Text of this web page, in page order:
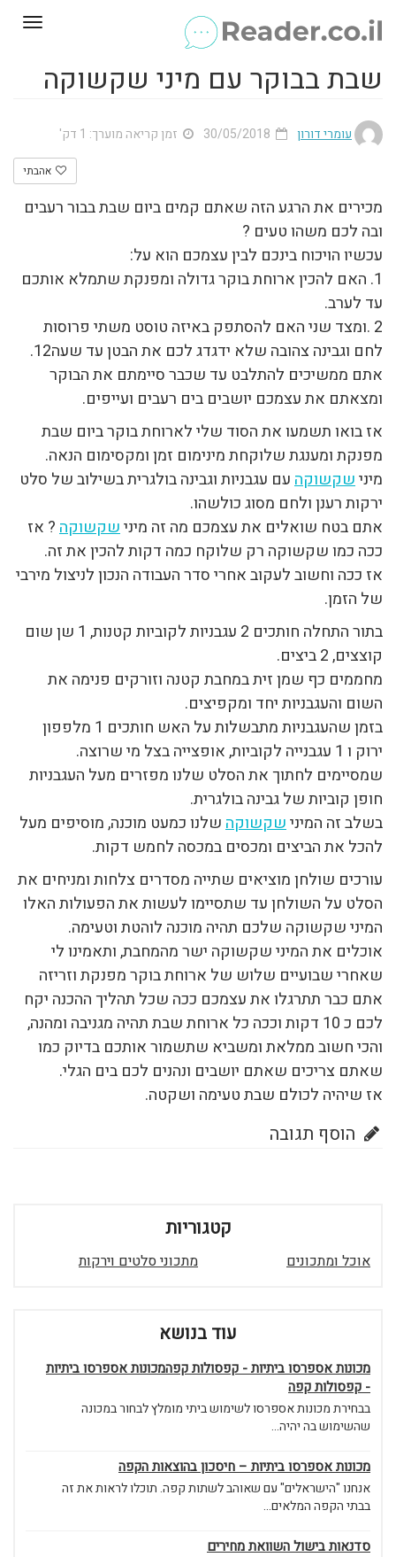
שבת בבוקר עם מיני שקשוקה
עומרי דורון זמן קריאה מוערך: 1 דק'
אהבתי
מכירים את הרגע הזה שאתם קמים ביום שבת בבור רעבים
ובה לכם משהו טעים ?
עכשיו הויכוח בינכם לבין עצמכם הוא על:
1. האם להכין ארוחת בוקר גדולה ומפנקת שתמלא אותכם
עד לערב.
2 .ומצד שני האם להסתפק באיזה טוסט משתי פרוסות
לחם וגבינה צהובה שלא ידגדג לכם את הבטן עד שעה12.
אתם ממשיכים להתלבט עד שכבר סיימתם את הבוקר
ומצאתם את עצמכם יושבים בים רעבים ועייפים.
אז בואו תשמעו את הסוד שלי לארוחת בוקר ביום שבת
מפנקת ומענגת שלוקחת מינימום זמן ומקסימום הנאה.
מינישקשוקהעם עגבניות וגבינה בולגרית בשילוב של סלט
ירקות רענן ולחם מסוג כולשהו.
אתם בטח שואלים את עצמכם מה זה מינישקשוקה? אז
ככה כמו שקשוקה רק שלוקח כמה דקות להכין את זה.
אז ככה וחשוב לעקוב אחרי סדר העבודה הנכון לניצול מירבי
של הזמן.
בתור התחלה חותכים 2 עגבניות לקוביות קטנות, 1 שן שום
קוצצים, 2 ביצים.
מחממים כף שמן זית במחבת קטנה וזורקים פנימה את
השום והעגבניות יחד ומקפיצים.
בזמן שהעגבניות מתבשלות על האש חותכים 1 מלפפון
ירוק ו 1 עגבנייה לקוביות, אופצייה בצל מי שרוצה.
שמסיימים לחתוך את הסלט שלנו מפזרים מעל העגבניות
חופן קוביות של גבינה בולגרית.
בשלב זה המינישקשוקהשלנו כמעט מוכנה, מוסיפים מעל
להכל את הביצים ומכסים במכסה לחמש דקות.
עורכים שולחן מוציאים שתייה מסדרים צלחות ומניחים את
הסלט על השולחן עד שתסיימו לעשות את הפעולות האלו
המיני שקשוקה שלכם תהיה מוכנה לוהטת וטעימה.
אוכלים את המיני שקשוקה ישר מהמחבת, ותאמינו לי
שאחרי שבועיים שלוש של ארוחת בוקר מפנקת וזריזה
אתם כבר תתרגלו את עצמכם ככה שכל תהליך ההכנה יקח
לכם כ 10 דקות וככה כל ארוחת שבת תהיה מגניבה ומהנה,
והכי חשוב ממלאת ומשביא שתשמור אותכם בדיוק כמו
שאתם צריכים שאתם יושבים ונהנים לכם בים הגלי.
אז שיהיה לכולם שבת טעימה ושקטה.
הוסף תגובה
קטגוריות
אוכל ומתכונים מתכוני סלטים וירקות
עוד בנושא
מכונות אספרסו ביתיות - קפסולות קפהמכונות אספרסו ביתיות
- קפסולות קפה
בבחירת מכונות אספרסו לשימוש ביתי מומלץ לבחור במכונה
שהשימוש בה יהיה...
מכונות אספרסו ביתיות – חיסכון בהוצאות הקפה
אנחנו "הישראלים" עם שאוהב לשתות קפה. תוכלו לראות את זה
בבתי הקפה המלאים...
סדנאות בישול השוואת מחירים